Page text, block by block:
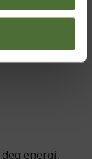
energi,